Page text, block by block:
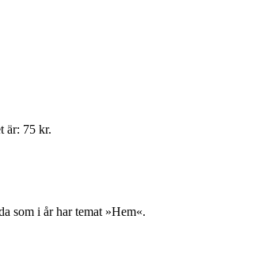
är: 75 kr.
som i år har temat »Hem«.